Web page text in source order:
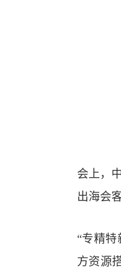
会上，
出海会
“专精
方资源